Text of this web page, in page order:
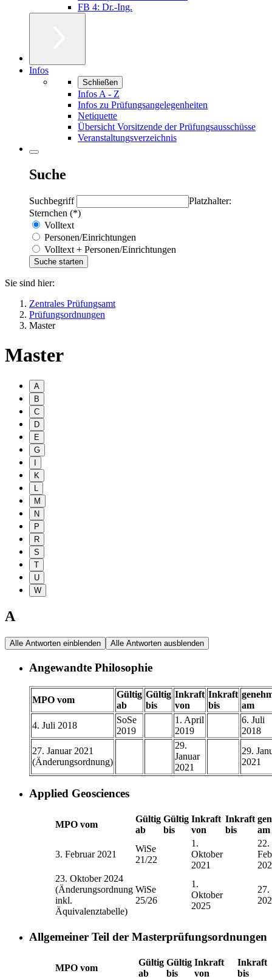
FB 4: Dr.-Ing.
Infos
Schließen
Infos A - Z
Infos zu Prüfungsangelegenheiten
Netiquette
Übersicht Vorsitzende der Prüfungsausschüsse
Veranstaltungsverzeichnis
Suche
Suchbegriff
Platzhalter:
Sternchen (*)
Volltext
Personen/Einrichtungen
Volltext + Personen/Einrichtungen
Sie sind hier:
Zentrales Prüfungsamt
Prüfungsordnungen
Master
Master
A
B
C
D
E
G
I
K
L
M
N
P
R
S
T
U
W
A
Alle Antworten einblenden Alle Antworten ausblenden
Angewandte Philosophie
MPO vom
Gültig
ab
Gültig
bis
Inkraft
von
Inkraft
bis
am
4. Juli 2018
SoSe
2019
1. April
2019
6. Juli
2018
27. Januar 2021
(Änderungsordnung)
29.
Januar
2021
29.
2021
Applied Geosciences
MPO vom
Gültig
ab
Gültig
bis
Inkraft
von
Inkraft
bis
am
3. Februar 2021
WiSe
21/22
1.
Oktober
2021
22.
23. Oktober 2024
(Änderungsordnung
inkl.
Äquivalenztabelle)
WiSe
25/26
1.
Oktober
2025
27.
Allgemeiner Teil der Masterprüfungsordnungen
MPO vom
Gültig
ab
Gültig
bis
Inkraft
von
Inkraft
bis